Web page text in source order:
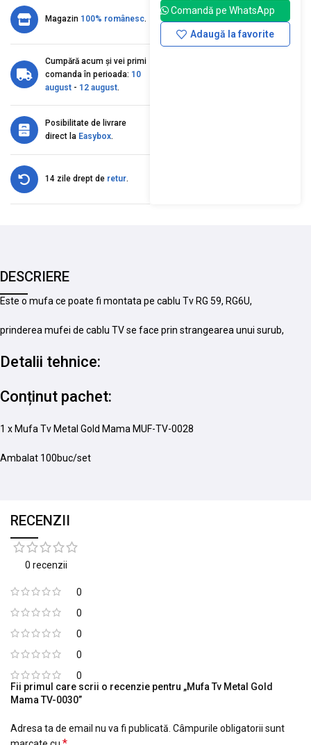
Magazin 100% românesc.
Cumpără acum și vei primi
comanda în perioada: 10
august - 12 august.
Posibilitate de livrare
direct la Easybox.
14 zile drept de retur.
Comandă pe WhatsApp
Adaugă la favorite
DESCRIERE
Este o mufa ce poate fi montata pe cablu Tv RG 59, RG6U,
prinderea mufei de cablu TV se face prin strangearea unui surub,
Detalii tehnice:
Conținut pachet:
1 x Mufa Tv Metal Gold Mama MUF-TV-0028
Ambalat 100buc/set
RECENZII
0 recenzii
0
0
0
0
0
Fii primul care scrii o recenzie pentru „Mufa Tv Metal Gold
Mama TV-0030”
Adresa ta de email nu va fi publicată. Câmpurile obligatorii sunt